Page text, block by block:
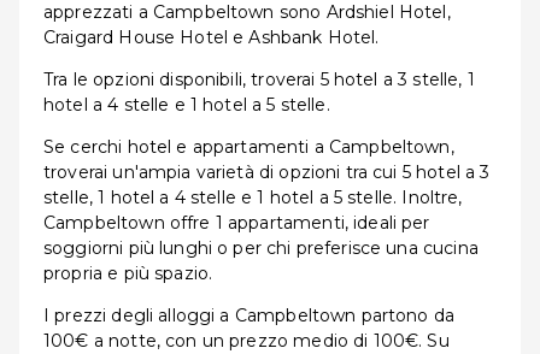
apprezzati a Campbeltown sono Ardshiel Hotel,
Craigard House Hotel e Ashbank Hotel.
Tra le opzioni disponibili, troverai 5 hotel a 3 stelle, 1
hotel a 4 stelle e 1 hotel a 5 stelle.
Se cerchi hotel e appartamenti a Campbeltown,
troverai un'ampia varietà di opzioni tra cui 5 hotel a 3
stelle, 1 hotel a 4 stelle e 1 hotel a 5 stelle. Inoltre,
Campbeltown offre 1 appartamenti, ideali per
soggiorni più lunghi o per chi preferisce una cucina
propria e più spazio.
I prezzi degli alloggi a Campbeltown partono da
100€ a notte, con un prezzo medio di 100€. Su